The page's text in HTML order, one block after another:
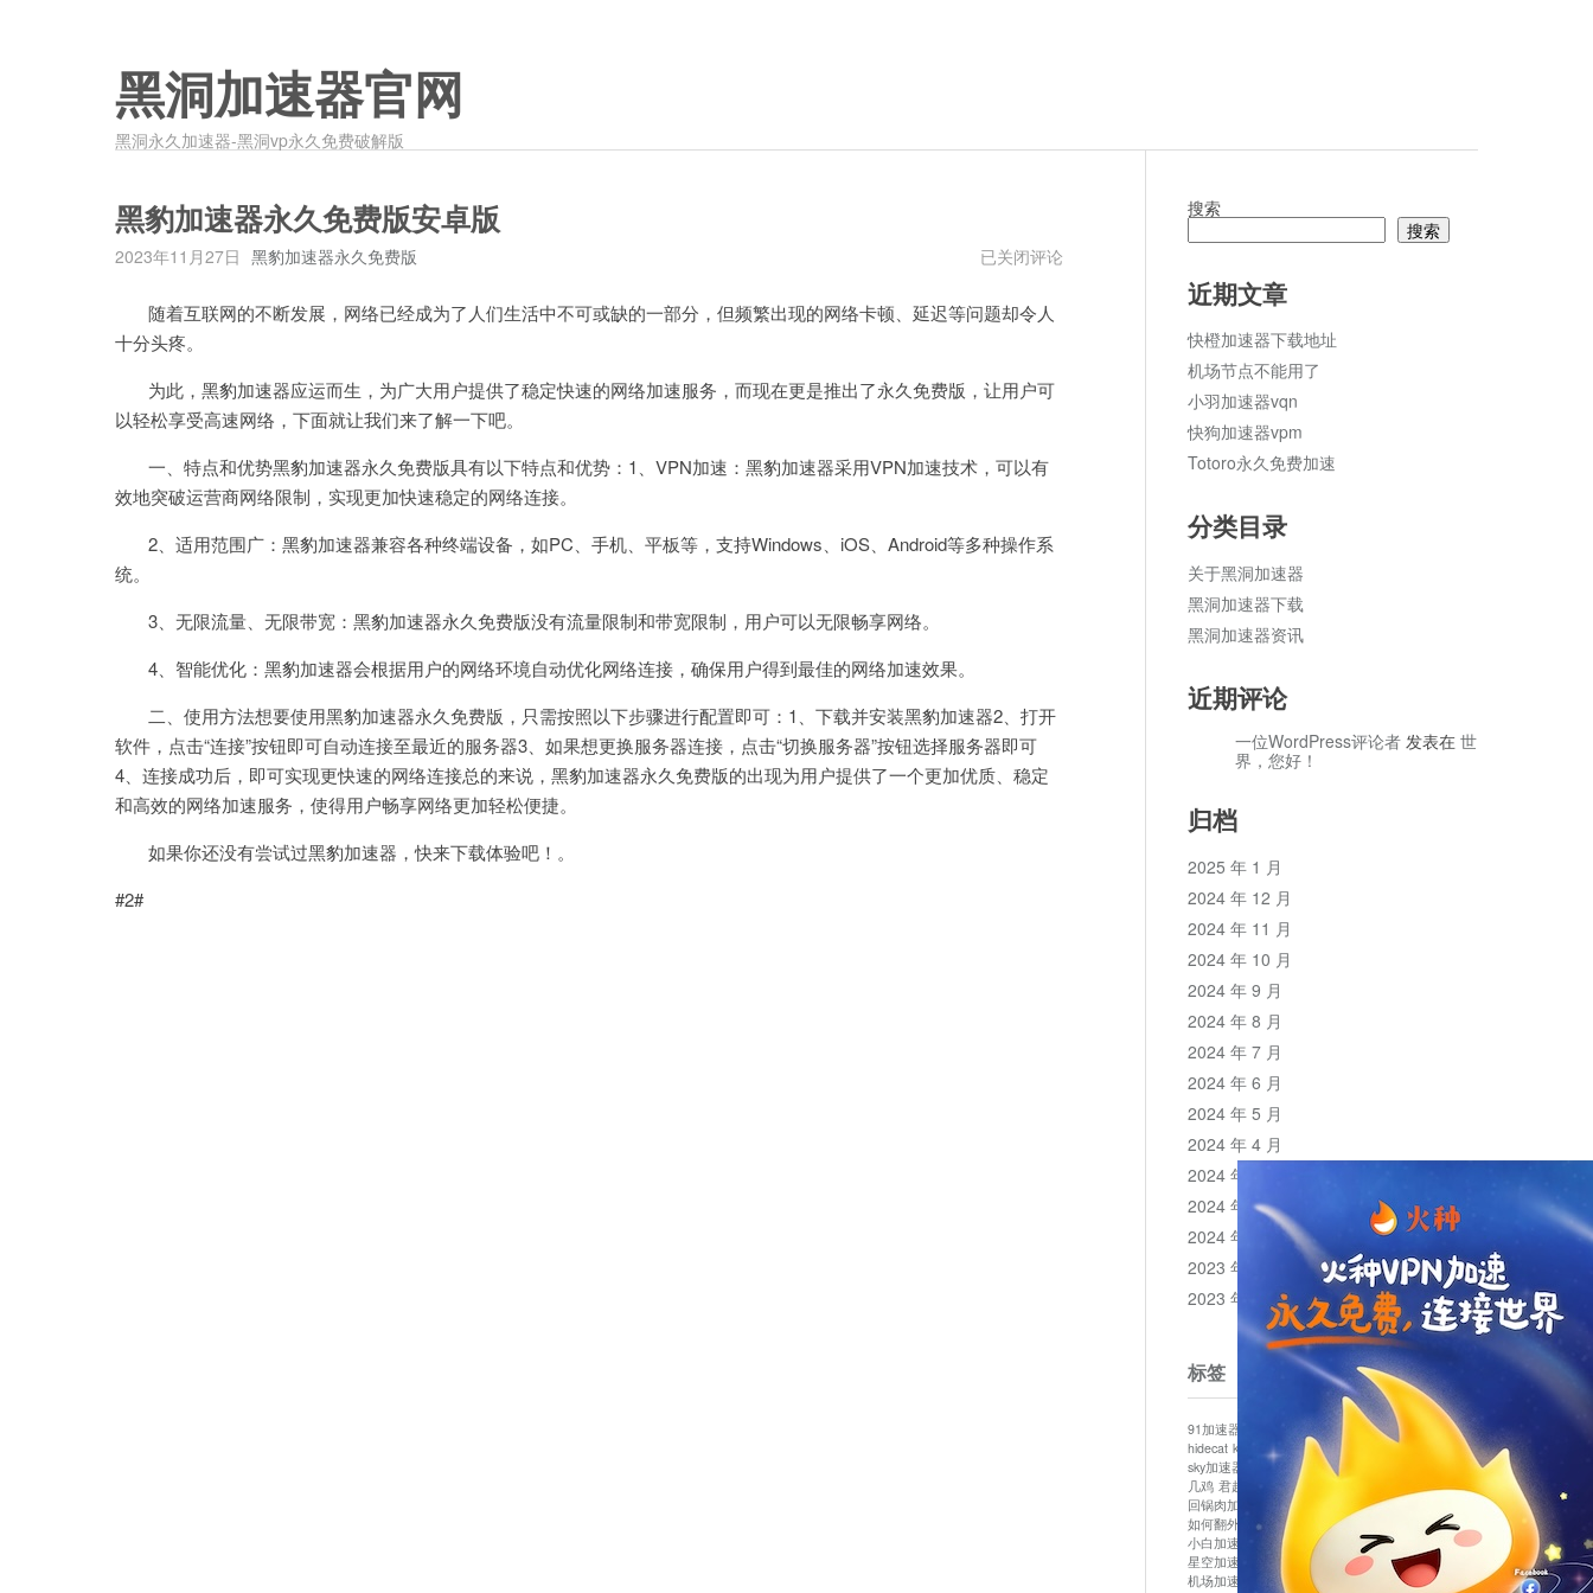
黑洞加速器官网
黑洞永久加速器-黑洞vp永久免费破解版
黑豹加速器永久免费版安卓版
2023年11月27日 黑豹加速器永久免费版
黑
速
免
版
已关闭评论
随着互联网的不断发展，网络已经成为了人们生活中不可或缺的一部分，但频繁出现的网络卡顿、延迟等问题却令人
十分头疼。
为此，黑豹加速器应运而生，为广大用户提供了稳定快速的网络加速服务，而现在更是推出了永久免费版，让用户可
以轻松享受高速网络，下面就让我们来了解一下吧。
一、特点和优势黑豹加速器永久免费版具有以下特点和优势：1、VPN加速：黑豹加速器采用VPN加速技术，可以有
效地突破运营商网络限制，实现更加快速稳定的网络连接。
2、适用范围广：黑豹加速器兼容各种终端设备，如PC、手机、平板等，支持Windows、iOS、Android等多种操作系
统。
3、无限流量、无限带宽：黑豹加速器永久免费版没有流量限制和带宽限制，用户可以无限畅享网络。
4、智能优化：黑豹加速器会根据用户的网络环境自动优化网络连接，确保用户得到最佳的网络加速效果。
二、使用方法想要使用黑豹加速器永久免费版，只需按照以下步骤进行配置即可：1、下载并安装黑豹加速器2、打开
软件，点击“连接”按钮即可自动连接至最近的服务器3、如果想更换服务器连接，点击“切换服务器”按钮选择服务器即可
4、连接成功后，即可实现更快速的网络连接总的来说，黑豹加速器永久免费版的出现为用户提供了一个更加优质、稳定
和高效的网络加速服务，使得用户畅享网络更加轻松便捷。
如果你还没有尝试过黑豹加速器，快来下载体验吧！。
#2#
搜索
搜索
近期文章
快橙加速器下载地址
机场节点不能用了
小羽加速器vqn
快狗加速器vpm
Totoro永久免费加速
分类目录
关于黑洞加速器
黑洞加速器下载
黑洞加速器资讯
近期评论
一位WordPress评论者 发表在 世
界，您好！
归档
2025 年 1 月
2024 年 12 月
2024 年 11 月
2024 年 10 月
2024 年 9 月
2024 年 8 月
2024 年 7 月
2024 年 6 月
2024 年 5 月
2024 年 4 月
2024 年 3 月
2024 年 2 月
2024 年 1 月
2023 年 12 月
2023 年 11 月
标签
91加速器 bluelayer加速器
clash节点
hidecat kuai500 panda加速器
plex加速器
sky加速器
telegram加速器 中信加速器
云梯加速器
几鸡 君越加速器 哔咔漫画加速器
唐师傅加速器
回锅肉加速器
坚果加速器 壹点加速器
如何翻外墙网站 小哈vp加速器
小火箭加速器
小白加速器
布谷vp加速器 心阶云 快连
星空加速器
最新版clash安卓下载
月光加速器
机场加速器
松果云 极快加速器
梯子加速器